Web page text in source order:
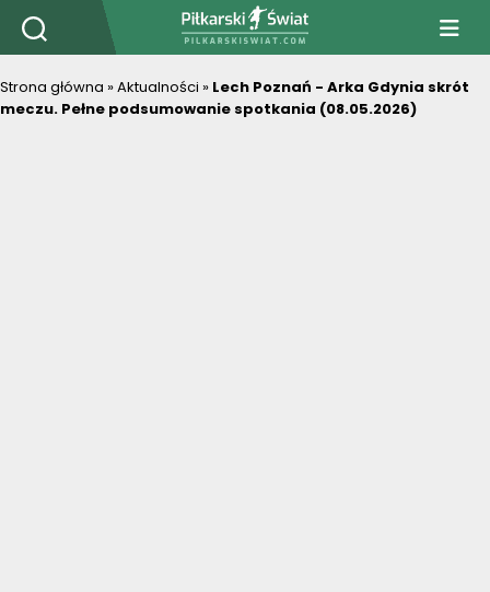
PiłkarskiSwiat.com
Strona główna »Aktualności » Lech Poznań - Arka Gdynia skrót
meczu. Pełne podsumowanie spotkania (08.05.2026)